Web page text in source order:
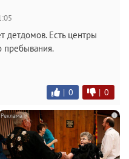
детдомов. Есть центры
пребывания.
| 0 | 0
i